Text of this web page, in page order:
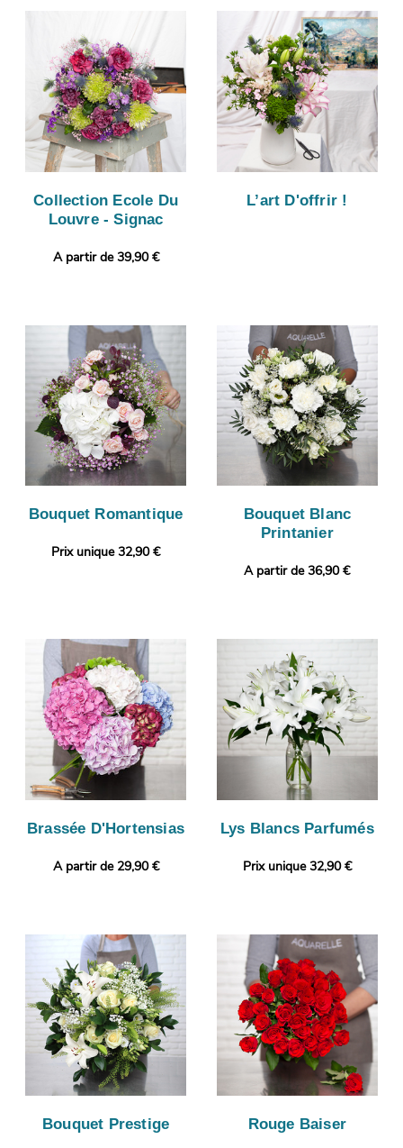
Collection Ecole Du
Louvre - Signac
A partir de 39,90 €
L’art D'offrir !
Bouquet Romantique
Prix unique 32,90 €
Bouquet Blanc
Printanier
A partir de 36,90 €
Brassée D'Hortensias
A partir de 29,90 €
Lys Blancs Parfumés
Prix unique 32,90 €
Bouquet Prestige Rouge Baiser